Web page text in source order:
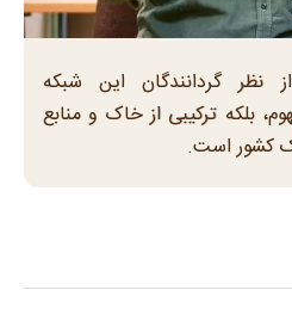
نظر گردانندگان این شبکه
بلکه ترکیبی از خاک و منابع
کشور است.